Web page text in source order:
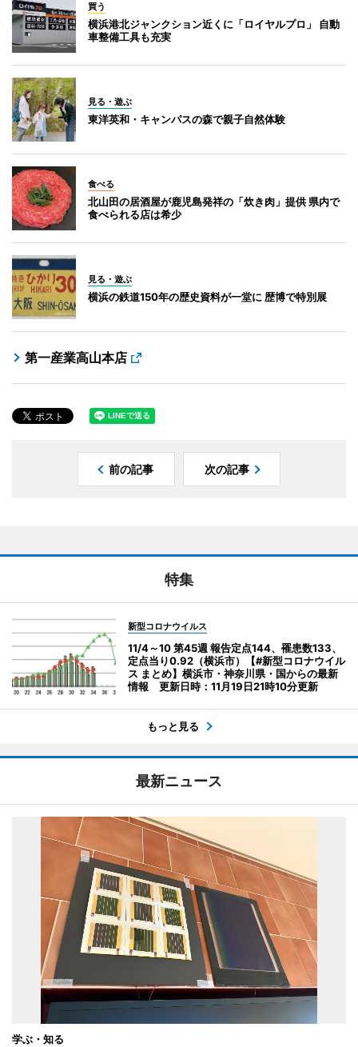
買う
横浜港北ジャンクション近くに「ロイヤルプロ」 自動
車整備工具も充実
見る・遊ぶ
東洋英和・キャンパスの森で親子自然体験
食べる
北山田の居酒屋が鹿児島発祥の「炊き肉」提供 県内で
食べられる店は希少
見る・遊ぶ
横浜の鉄道150年の歴史資料が一堂に 歴博で特別展
第一産業高山本店
前の記事 次の記事
特集
新型コロナウイルス
11/4～10 第45週 報告定点144、罹患数133、
定点当り0.92（横浜市）【#新型コロナウイル
ス まとめ】横浜市・神奈川県・国からの最新
情報 更新日時：11月19日21時10分更新
もっと見る
最新ニュース
学ぶ・知る